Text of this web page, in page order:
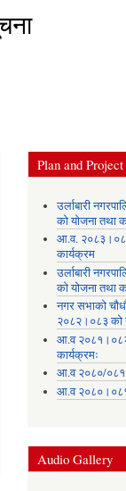
Plan and Project
उर्लाबारी
को योजना तथा
आ.व.
कार्यक्रम
उर्लाबारी
को योजना तथा
नगर सभाको
२०८२।०८३ को
आ.व
कार्यक्रमः
आ.व २०८०/०८१
आ.व
Audio Gallery